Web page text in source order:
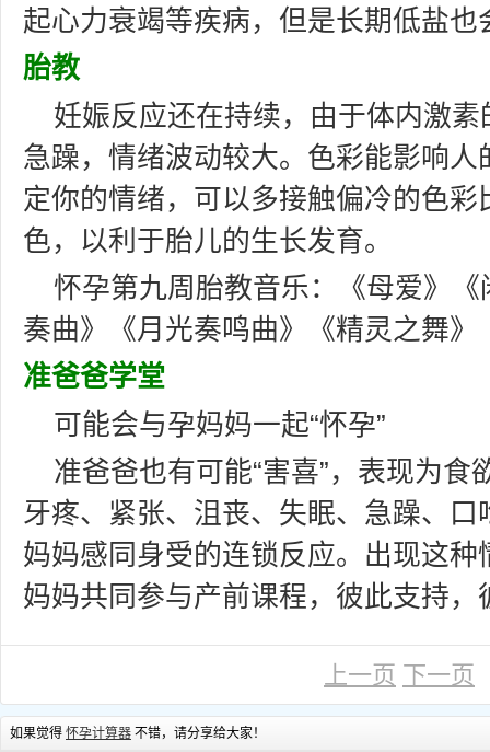
起心力衰竭等疾病，但是长期低盐也
胎教
妊娠反应还在持续，由于体内激
急躁，情绪波动较大。色彩能影响
定你的情绪，可以多接触偏冷的色
色，以利于胎儿的生长发育。
怀孕第九周胎教音乐：《母爱》
奏曲》《月光奏鸣曲》《精灵之舞》
准爸爸学堂
可能会与孕妈妈一起“怀孕”
准爸爸也有可能“害喜”，表现为食
牙疼、紧张、沮丧、失眠、急躁、
妈妈感同身受的连锁反应。出现这
妈妈共同参与产前课程，彼此支持，
上一页 下一页
如果觉得 怀孕计算器 不错，请分享给大家！